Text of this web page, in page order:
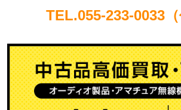
TEL.055-233-0033（